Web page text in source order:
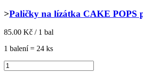
>Paličky na lízátka CAKE POPS
85.00 Kč / 1 bal
1 balení = 24 ks